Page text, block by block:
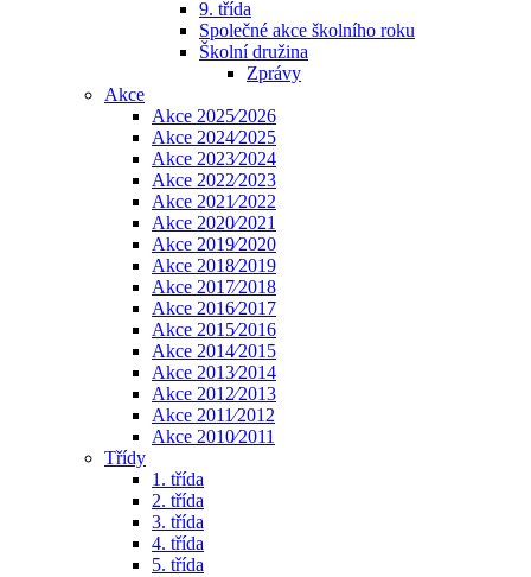
9. třída
Společné akce školního roku
Školní družina
Zprávy
Akce
Akce 2025⁄2026
Akce 2024⁄2025
Akce 2023⁄2024
Akce 2022⁄2023
Akce 2021⁄2022
Akce 2020⁄2021
Akce 2019⁄2020
Akce 2018⁄2019
Akce 2017⁄2018
Akce 2016⁄2017
Akce 2015⁄2016
Akce 2014⁄2015
Akce 2013⁄2014
Akce 2012⁄2013
Akce 2011⁄2012
Akce 2010⁄2011
Třídy
1. třída
2. třída
3. třída
4. třída
5. třída